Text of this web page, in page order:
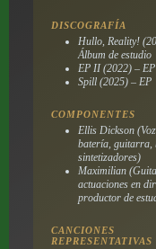
DISCOGRAFÍA
Hullo, Reality!
Álbum de estudio
EP II (2022) – EP
Spill (2025) – EP
COMPONENTES
Ellis Dickson
batería, guitarra,
sintetizadores)
Maximilian
actuaciones en
productor de
CANCIONES
REPRESENTATIVAS